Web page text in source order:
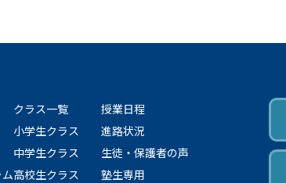
クラス一覧
小学生クラス
中学生クラス
高校生クラス
授業日程
進路状況
生徒・保護者の声
塾生専用